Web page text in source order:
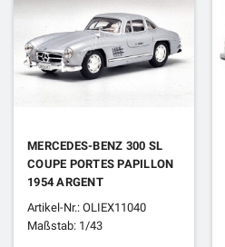
MERCEDES-BENZ 300 SL
COUPE PORTES PAPILLON
1954 ARGENT
Artikel-Nr.: OLIEX11040
Maßstab: 1/43